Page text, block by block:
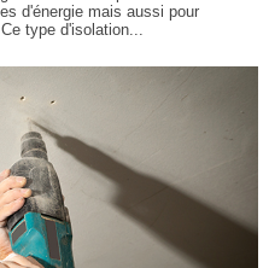
d'énergie mais aussi pour
type d'isolation...